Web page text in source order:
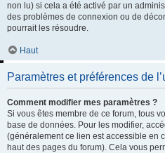
non lu) si cela a été activé par un
des problèmes de connexion ou de
pourrait les résoudre.
Haut
Paramètres et préférences de
Comment modifier mes paramètres ?
Si vous êtes membre de ce forum, tous
base de données. Pour les modifier,
(généralement ce lien est accessible en
haut des pages du forum). Cela vous